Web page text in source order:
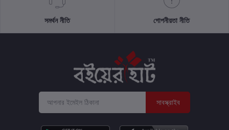
সমর্থন নীতি গোপনীয়তা নীতি
সাবস্ক্রাইব